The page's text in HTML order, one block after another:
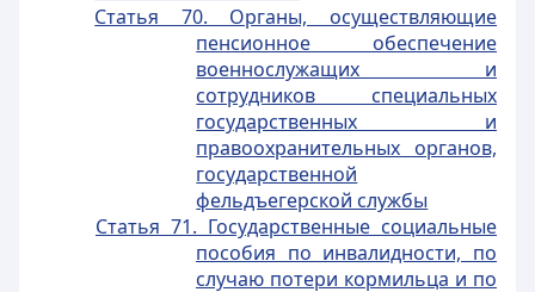
Статья 70. Органы, осуществляющие
пенсионное обеспечение
военнослужащих и
сотрудников специальных
государственных и
правоохранительных органов,
государственной
фельдъегерской службы
Статья 71. Государственные социальные
пособия по инвалидности, по
случаю потери кормильца и по